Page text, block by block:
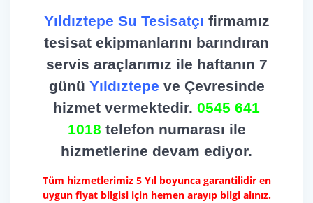
Yıldıztepe Su Tesisatçı firmamız
tesisat ekipmanlarını barındıran
servis araçlarımız ile haftanın 7
günü Yıldıztepe ve Çevresinde
hizmet vermektedir. 0545 641
1018 telefon numarası ile
hizmetlerine devam ediyor.
Tüm hizmetlerimiz 5 Yıl boyunca garantilidir en
uygun fiyat bilgisi için hemen arayıp bilgi alınız.